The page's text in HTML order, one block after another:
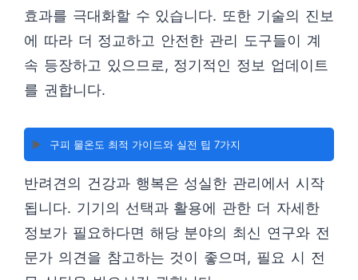
효과를 극대화할 수 있습니다. 또한 기술의 진보
에 따라 더 정교하고 안전한 관리 도구들이 계
속 등장하고 있으므로, 정기적인 정보 업데이트
를 권합니다.
▶️ 구피 물온도 최적 가이드와 실전 팁 7가지
반려견의 건강과 행복은 성실한 관리에서 시작
됩니다. 기기의 선택과 활용에 관한 더 자세한
정보가 필요하다면 해당 분야의 최신 연구와 전
문가 의견을 참고하는 것이 좋으며, 필요 시 전